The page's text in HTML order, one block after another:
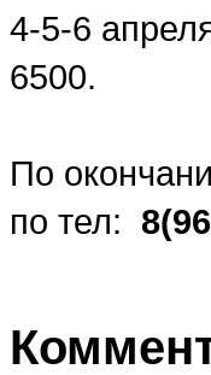
4-5-6
6500.
По
по тел: